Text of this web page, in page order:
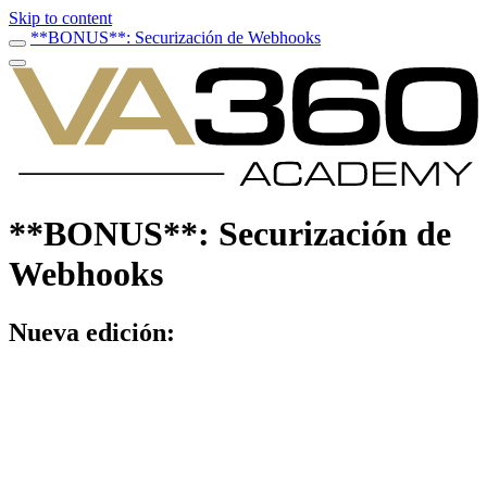
Skip to content
**BONUS**: Securización de Webhooks
**BONUS**: Securización de
Webhooks
Nueva edición: